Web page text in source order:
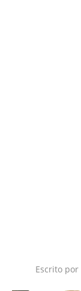
Escrito por